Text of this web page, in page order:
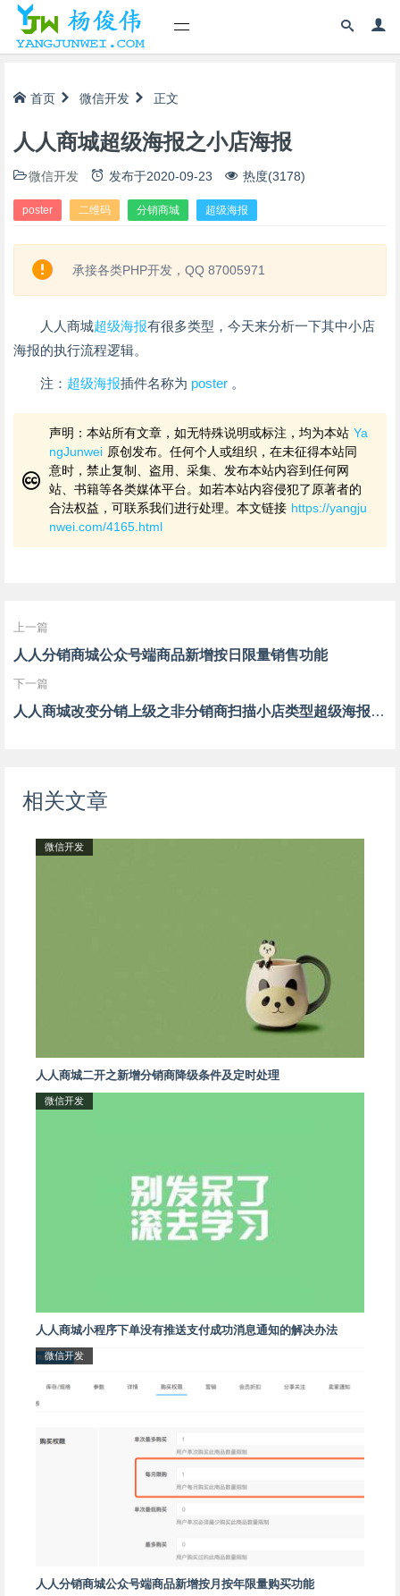
首页 微信开发 正文
人人商城超级海报之小店海报
微信开发 发布于2020-09-23 热度(3178)
poster 二维码 分销商城 超级海报
承接各类PHP开发，QQ 87005971
人人商城超级海报有很多类型，今天来分析一下其中小店
海报的执行流程逻辑。
注： 超级海报插件名称为 poster 。
声明：本站所有文章，如无特殊说明或标注，均为本站 Ya
ngJunwei 原创发布。任何个人或组织，在未征得本站同
意时，禁止复制、盗用、采集、发布本站内容到任何网
站、书籍等各类媒体平台。如若本站内容侵犯了原著者的
合法权益，可联系我们进行处理。本文链接 https://yangju
nwei.com/4165.html
上一篇
人人分销商城公众号端商品新增按日限量销售功能
下一篇
人人商城改变分销上级之非分销商扫描小店类型超级海报后更新分销上级
相关文章
微信开发
人人商城二开之新增分销商降级条件及定时处理
微信开发
人人商城小程序下单没有推送支付成功消息通知的解决办法
微信开发
人人分销商城公众号端商品新增按月按年限量购买功能